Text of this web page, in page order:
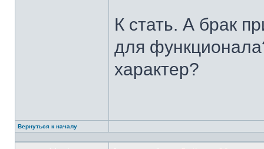
К стать. А брак
для
характер?
Вернуться к началу